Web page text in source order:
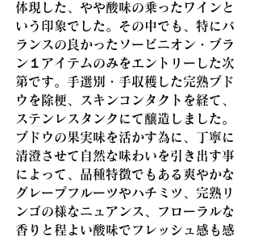
体現した、やや酸味の乗ったワインと
いう印象でした。その中でも、特にバ
ランスの良かったソービニオン・ブラ
ン１アイテムのみをエントリーした次
第です。手選別・手収穫した完熟ブド
ウを除梗、スキンコンタクトを経て、
ステンレスタンクにて醸造しました。
ブドウの果実味を活かす為に、丁寧に
清澄させて自然な味わいを引き出す事
によって、品種特徴でもある爽やかな
グレープフルーツやハチミツ、完熟リ
ンゴの様なニュアンス、フローラルな
香りと程よい酸味でフレッシュ感も感